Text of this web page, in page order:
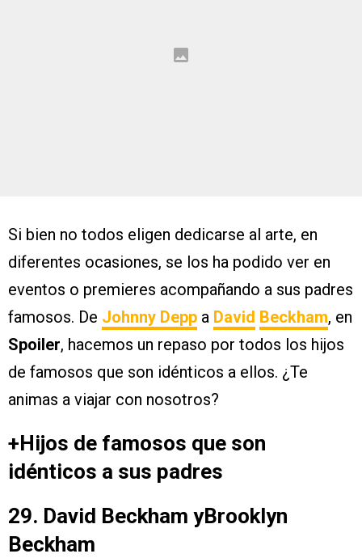
Si bien no todos eligen dedicarse al arte, en
diferentes ocasiones, se los ha podido ver en
eventos o premieres acompañando a sus padres
famosos. De Johnny Depp a David Beckham, en
Spoiler, hacemos un repaso por todos los hijos
de famosos que son idénticos a ellos. ¿Te
animas a viajar con nosotros?
+Hijos de famosos que son
idénticos a sus padres
29. David Beckham yBrooklyn
Beckham